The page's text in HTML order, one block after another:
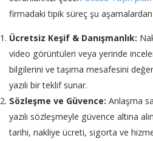
firmadaki tipik süreç şu
Ücretsiz Keşif & Danışmanlık:
video görüntüleri veya yerinde
bilgilerini ve taşıma mesafesini
yazılı bir teklif sunar.
Sözleşme ve Güvence: Anlaşma
yazılı sözleşmeyle güvence altına
tarihi, nakliye ücreti, sigorta ve